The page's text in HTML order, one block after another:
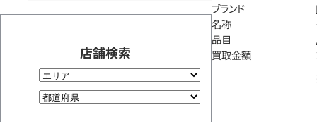
店舗検索
ブランド
名称
品目
買取金額